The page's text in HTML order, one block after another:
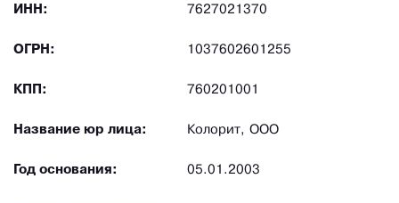
ИНН: 7627021370
ОГРН: 1037602601255
КПП: 760201001
Название юр лица: Колорит, ООО
Год основания: 05.01.2003